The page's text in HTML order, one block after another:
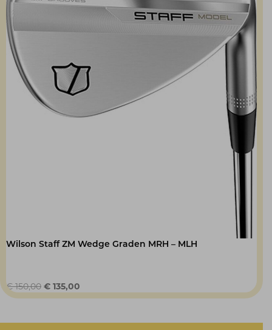
Wilson Staff ZM Wedge Graden MRH – MLH
€150,00 Oorspronkelijke
prijs
€ 150,00.
€ 135,00
prijs
€ 135,00.